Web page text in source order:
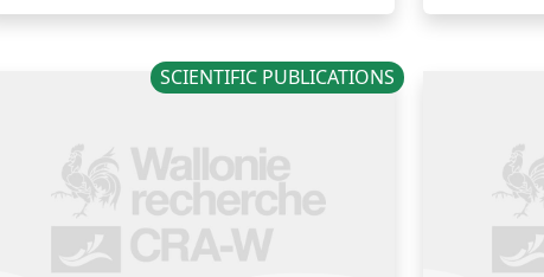
SCIENTIFIC PUBLICATIONS